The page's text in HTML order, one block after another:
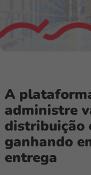
A
administre
distribuição
ganhando
entrega